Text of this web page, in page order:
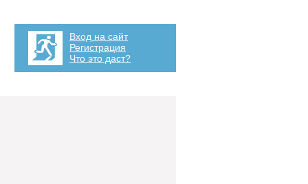
Вход на сайт
Регистрация
Что это даст?